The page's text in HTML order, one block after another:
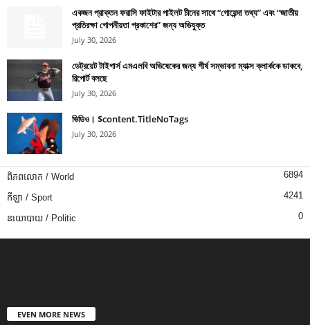
একজন প্রাক্তন ফরাসি ফাইটার পাইলট চীনের সাথে “গোয়েন্দা তথ্য” এবং “জাতীয়
প্রতিরক্ষা গোপনীয়তা প্রকাশের” জন্য অভিযুক্ত
July 30, 2026
ডেট্রয়েট টাইগার্স এমএলবি অভিষেকের জন্য শীর্ষ সম্ভাবনা ম্যাক্স ক্লার্ককে ডাকবে,
রিপোর্ট বলছে
July 30, 2026
ভিডিও। $content.TitleNoTags
July 30, 2026
ពិភពលោក / World 6894
កីឡា / Sport 4241
នយោបាយ / Politic 0
EVEN MORE NEWS